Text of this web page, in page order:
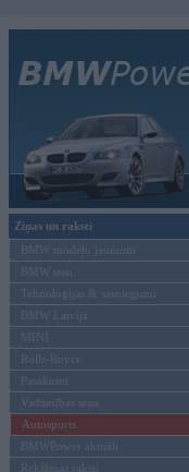
Ziņas un raksti
BMW modeļu jaunumi
BMW testi
Tehnoloģijas & sasniegumi
BMW Latvijā
MINI
Rolls-Royce
Pasākumi
Vadāmības tests
Autosports
BMWPower aktuāli
Reklāmas raksti